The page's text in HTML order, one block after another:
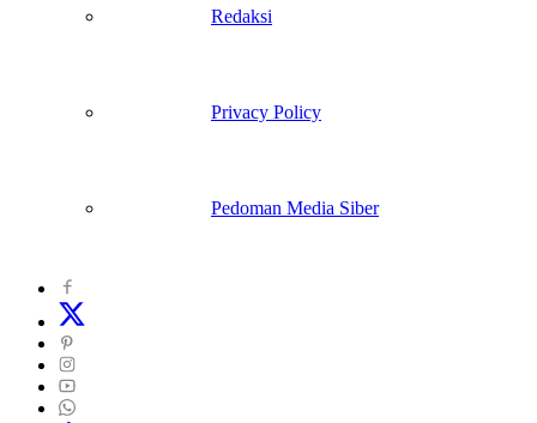
Redaksi
Privacy Policy
Pedoman Media Siber